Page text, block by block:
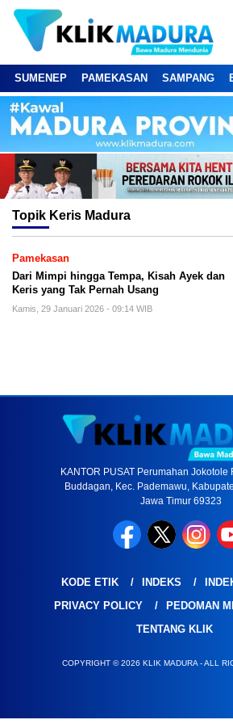
SUMENEP PAMEKASAN SAMPANG
Topik Keris Madura
Pamekasan
Dari Mimpi hingga Tempa, Kisah Ayek dan
Keris yang Tak Pernah Usang
Kamis, 29 Januari 2026 - 09:14 WIB
KANTOR PUSAT Perumahan Jokotole
Buddagan, Kec. Pademawu,
Jawa Timur 69323
KODE ETIK INDEKS
PRIVACY POLICY
PEDOMAN
TENTANG KLIK
COPYRIGHT © 2026 KLIK MADURA - ALL